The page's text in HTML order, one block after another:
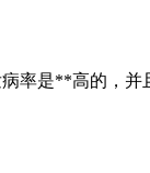
率是**高的，